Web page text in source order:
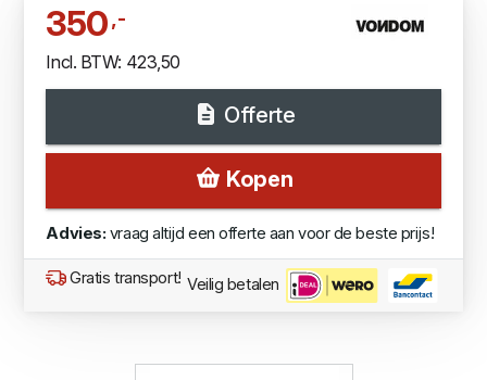
350 ,-
Incl. BTW: 423,50
Offerte
Kopen
Advies: vraag altijd een offerte aan voor de beste prijs!
Gratis transport! Veilig betalen